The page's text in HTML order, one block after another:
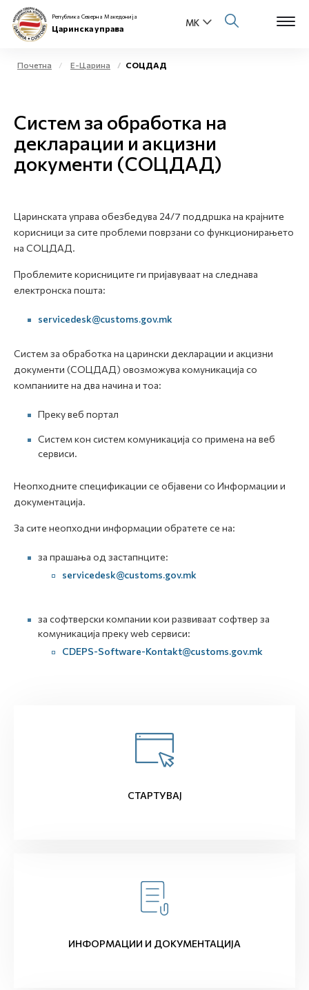
Бизнис заедница
Медиа центар
Контакт
Република Северна Македонија
Царинска управа
Почетна Е-Царина СОЦДАД
Систем за обработка на
декларации и акцизни
документи (СОЦДАД)
Царинската управа обезбедува 24/7 поддршка на крајните
корисници за сите проблеми поврзани со функционирањето
на СОЦДАД.
Проблемите корисниците ги пријавуваат на следнава
електронска пошта:
servicedesk@customs.gov.mk
Систем за обработка на царински декларации и акцизни
документи (СОЦДАД) овозможува комуникација со
компаниите на два начина и тоа:
Преку веб портал
Систем кон систем комуникација со примена на веб
сервиси.
Неопходните спецификации се објавени со Информации и
документација.
За сите неопходни информации обратете се на:
за прашања од застапнците:
servicedesk@customs.gov.mk
за софтверски компании кои развиваат софтвер за
комуникација преку web сервиси:
CDEPS-Software-Kontakt@customs.gov.mk
СТАРТУВАЈ
ИНФОРМАЦИИ И ДОКУМЕНТАЦИЈА